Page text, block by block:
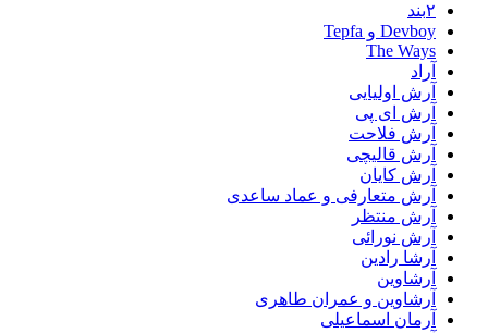
۲بند
Devboy و Tepfa
The Ways
آراد
آرش اولیایی
آرش ای پی
آرش فلاحت
آرش قالیچی
آرش کایان
آرش متعارفی و عماد ساعدی
آرش منتظر
آرش نورائی
آرشا رادین
آرشاوین
آرشاوین و عمران طاهری
آرمان اسماعیلی